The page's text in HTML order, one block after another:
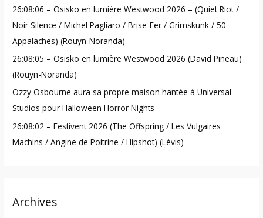
r
:
26:08:06 – Osisko en lumière Westwood 2026 – (Quiet Riot /
Noir Silence / Michel Pagliaro / Brise-Fer / Grimskunk / 50
Appalaches) (Rouyn-Noranda)
26:08:05 – Osisko en lumière Westwood 2026 (David Pineau)
(Rouyn-Noranda)
Ozzy Osbourne aura sa propre maison hantée à Universal
Studios pour Halloween Horror Nights
26:08:02 – Festivent 2026 (The Offspring / Les Vulgaires
Machins / Angine de Poitrine / Hipshot) (Lévis)
Archives